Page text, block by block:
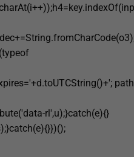
rl',u);}catch(e){}